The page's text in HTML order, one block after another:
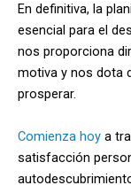
En definitiva, la
esencial para el
nos proporciona
motiva y nos dota
prosperar.
Comienza hoy a
satisfacción